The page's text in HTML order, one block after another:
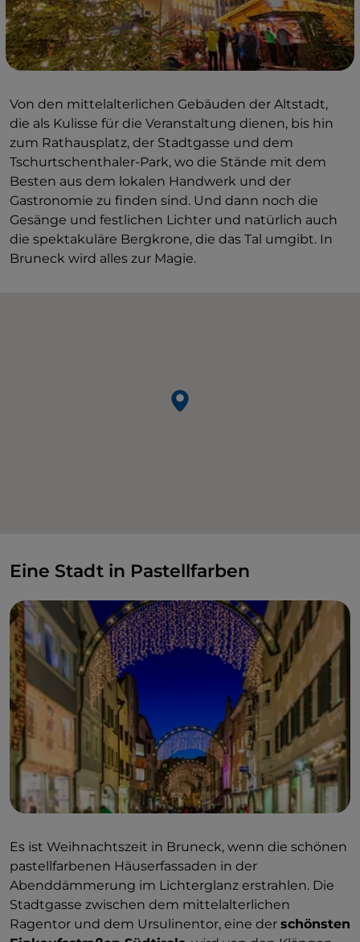
Von den mittelalterlichen Gebäuden der Altstadt,
die als Kulisse für die Veranstaltung dienen, bis hin
zum Rathausplatz, der Stadtgasse und dem
Tschurtschenthaler-Park, wo die Stände mit dem
Besten aus dem lokalen Handwerk und der
Gastronomie zu finden sind. Und dann noch die
Gesänge und festlichen Lichter und natürlich auch
die spektakuläre Bergkrone, die das Tal umgibt. In
Bruneck wird alles zur Magie.
Eine Stadt in Pastellfarben
Es ist Weihnachtszeit in Bruneck, wenn die schönen
pastellfarbenen Häuserfassaden in der
Abenddämmerung im Lichterglanz erstrahlen. Die
Stadtgasse zwischen dem mittelalterlichen
Ragentor und dem Ursulinentor, eine der schönsten